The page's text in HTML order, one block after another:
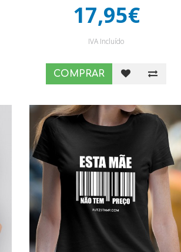
17,95€
IVA Incluído
COMPRAR